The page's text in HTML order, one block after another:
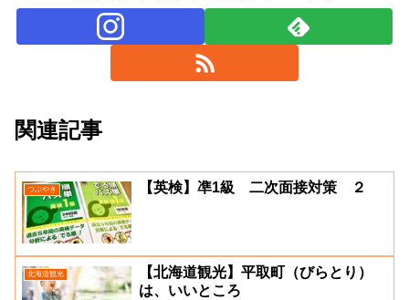
関連記事
つぶやき 【英検】凖1級 二次面接対策 ２
北海道観光
【北海道観光】平取町（びらとり）
は、いいところ